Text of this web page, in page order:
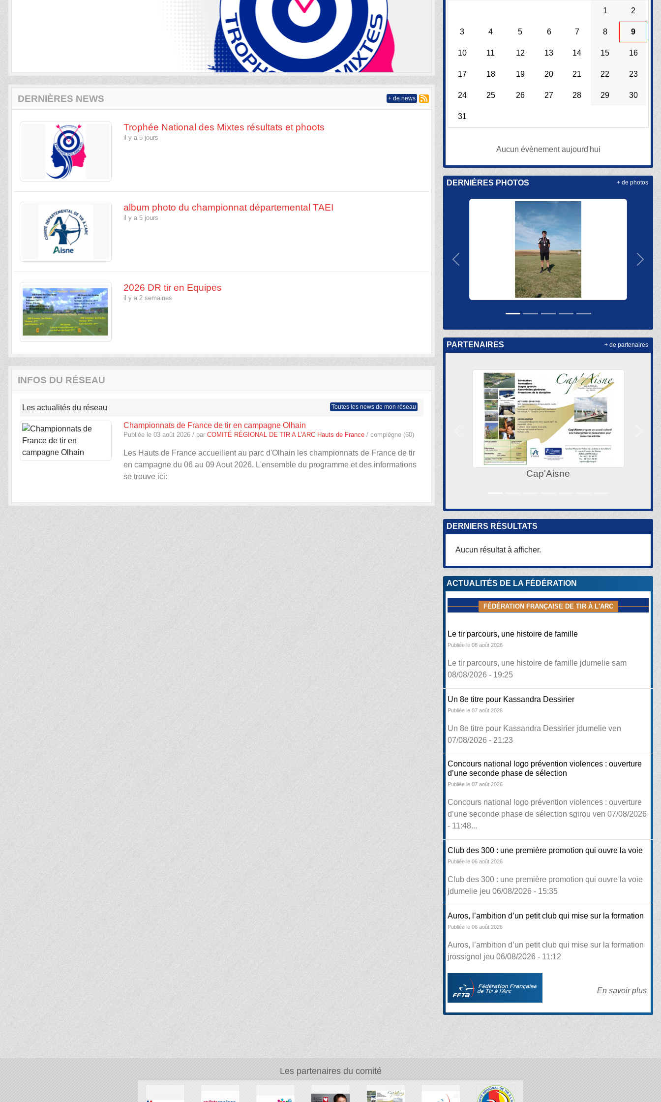
DERNIÈRES NEWS
Trophée National des Mixtes résultats et phoots
il y a 5 jours
album photo du championnat départemental TAEI
il y a 5 jours
2026 DR tir en Equipes
il y a 2 semaines
+ de news
INFOS DU RÉSEAU
Les actualités du réseau
Championnats de France de tir en campagne Olhain
Publiée le 03 août 2026 / parCOMITÉ RÉGIONAL DE TIR A L'ARC Hauts de France / compiègne (60)
Les Hauts de France accueillent au parc d'Olhain les championnats de France de tir
en campagne du 06 au 09 Aout 2026. L'ensemble du programme et des informations
se trouve ici:
Toutes les news de mon réseau
1 2
3 4 5 6 7 8 9
10 11 12 13 14 15 16
17 18 19 20 21 22 23
24 25 26 27 28 29 30
31
Aucun évènement aujourd'hui
DERNIÈRES PHOTOS
Précedent
+ de photos
PARTENAIRES
Cap'Aisne
Précedent
+ de partenaires
DERNIERS RÉSULTATS
Aucun résultat à afficher.
ACTUALITÉS DE LA FÉDÉRATION
FÉDÉRATION FRANÇAISE DE TIR À L'ARC
Le tir parcours, une histoire de famille
Publiée le 08 août 2026
Le tir parcours, une histoire de famille jdumelie sam
08/08/2026 - 19:25
Un 8e titre pour Kassandra Dessirier
Publiée le 07 août 2026
Un 8e titre pour Kassandra Dessirier jdumelie ven
07/08/2026 - 21:23
Concours national logo prévention violences : ouverture
d’une seconde phase de sélection
Publiée le 07 août 2026
Concours national logo prévention violences : ouverture
d’une seconde phase de sélection sgirou ven 07/08/2026
- 11:48...
Club des 300 : une première promotion qui ouvre la voie
Publiée le 06 août 2026
Club des 300 : une première promotion qui ouvre la voie
jdumelie jeu 06/08/2026 - 15:35
Auros, l’ambition d’un petit club qui mise sur la formation
Publiée le 06 août 2026
Auros, l’ambition d’un petit club qui mise sur la formation
jrossignol jeu 06/08/2026 - 11:12
En savoir plus
Les partenaires du comité